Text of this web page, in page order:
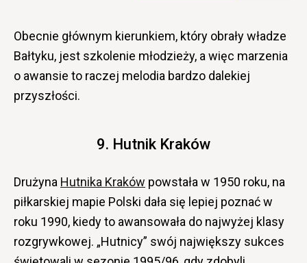
Obecnie głównym kierunkiem, który obrały władze
Bałtyku, jest szkolenie młodzieży, a więc marzenia
o awansie to raczej melodia bardzo dalekiej
przyszłości.
9. Hutnik Kraków
Drużyna Hutnika Kraków powstała w 1950 roku, na
piłkarskiej mapie Polski dała się lepiej poznać w
roku 1990, kiedy to awansowała do najwyżej klasy
rozgrywkowej. „Hutnicy” swój największy sukces